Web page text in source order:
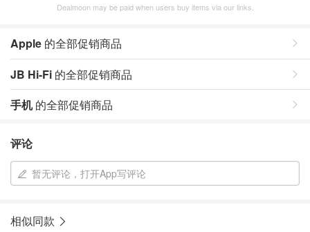
Dealmoon may be paid when users buy items via our links.
Apple 的全部促销商品
JB Hi-Fi 的全部促销商品
手机的全部促销商品
评论
暂无评论，打开App写评论
相似同款